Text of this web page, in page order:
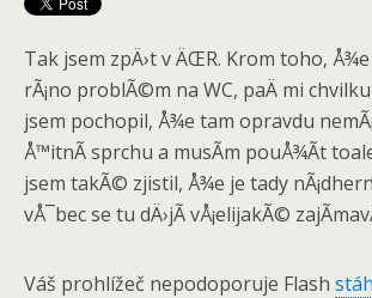
Tak jsem zpÄ›t v ÄŒR. Krom toho, Å¾e
rÃ¡no problÃ©m na WC, paÄ mi
jsem pochopil, Å¾e tam opravdu
Å™itnÃ­ sprchu a musÃ­m pouÅ¾Ã­t
jsem takÃ© zjistil, Å¾e je tady
vÅ¯bec se tu dÄ›jÃ­ vÅ¡elijakÃ©
Váš prohlížeč nepodoporuje Flash